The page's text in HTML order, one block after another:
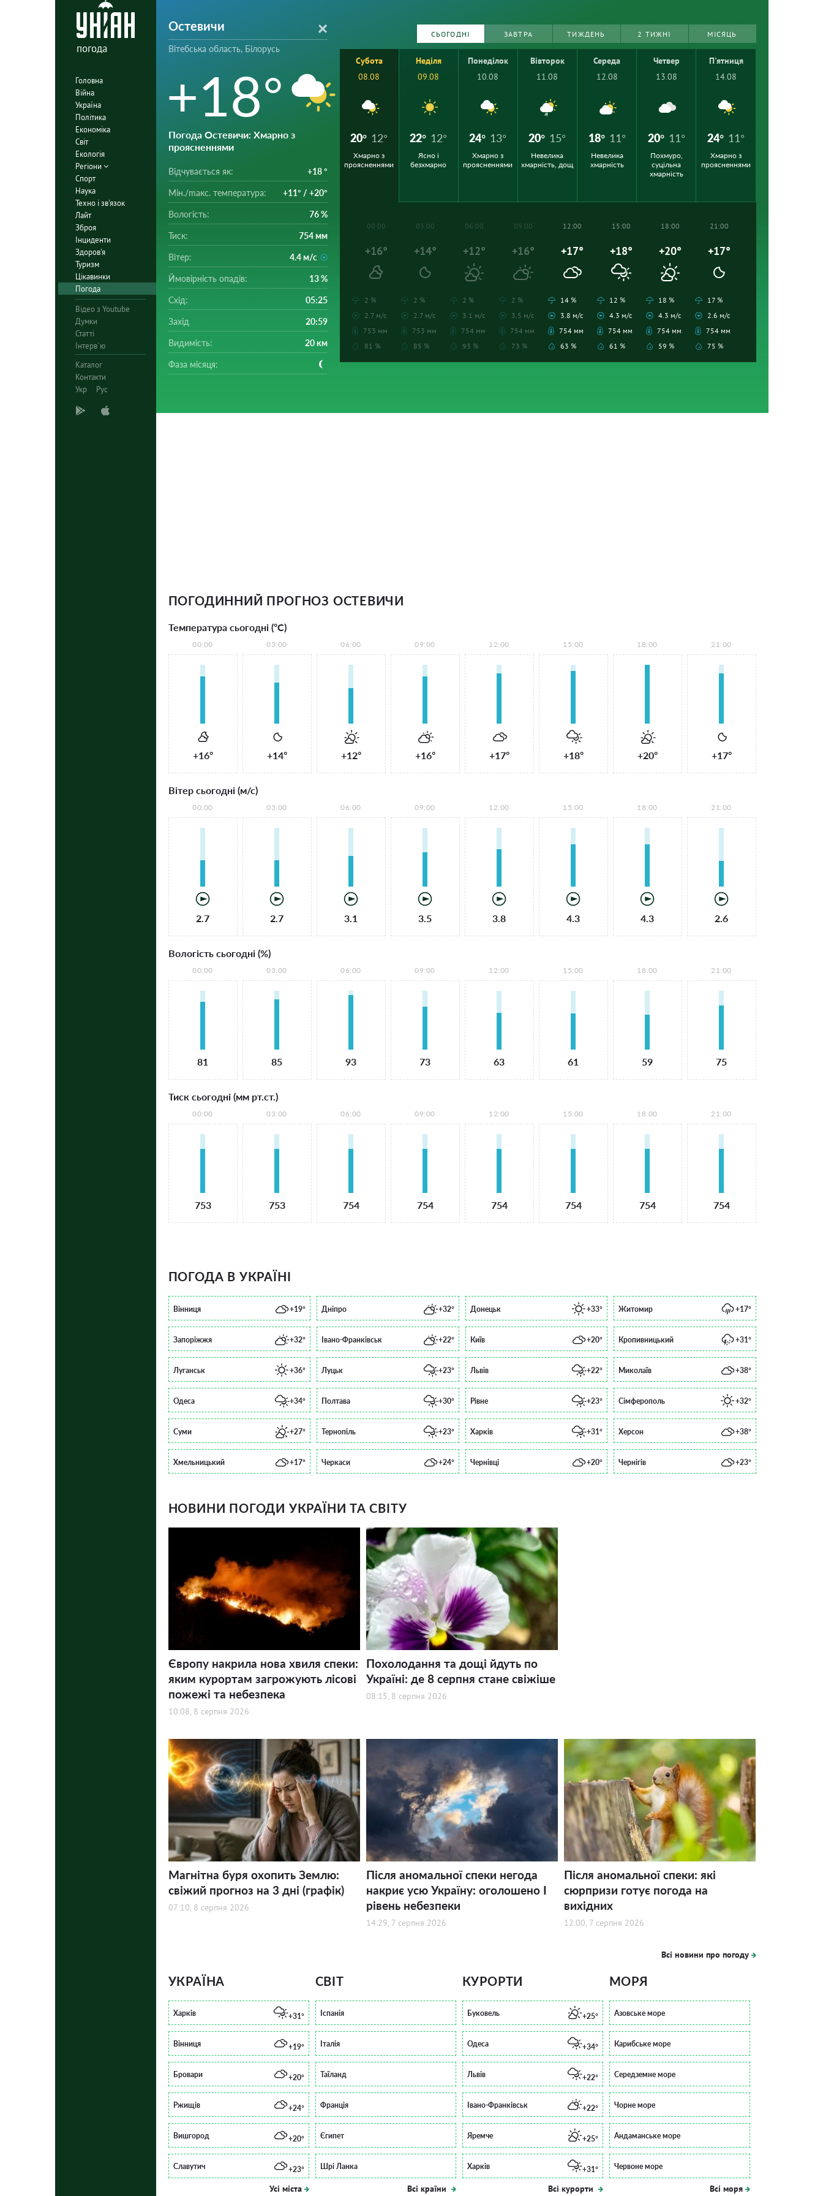
погода
Головна
Війна
Україна
Політика
Економіка
Світ
Екологія
Регіони
Спорт
Наука
Техно і зв'язок
Лайт
Зброя
Інциденти
Здоров'я
Туризм
Цікавинки
Погода
Відео з Youtube
Думки
Статті
Інтерв`ю
Каталог
Контакти
Укр
Рус
Остевичи
Вітебська область, Білорусь
+18°
Погода Остевичи: Хмарно з
проясненнями
Відчувається як: +18 °
Мін./mакс. температура: +11° / +20°
Вологість: 76 %
Тиск: 754 мм
Вітер: 4.4 м/с
Ймовірність опадів: 13 %
Схід: 05:25
Захід 20:59
Видимість: 20 км
Фаза місяця:
СЬОГОДНІ ЗАВТРА ТИЖДЕНЬ 2 ТИЖНІ МІСЯЦЬ
Субота
08.08
20° 12°
Хмарно з
проясненнями
Неділя
09.08
22° 12°
Ясно і
безхмарно
Понеділок
10.08
24° 13°
Хмарно з
проясненнями
Вівторок
11.08
20° 15°
Невелика
хмарність, дощ
Середа
12.08
18° 11°
Невелика
хмарність
Четвер
13.08
20° 11°
Похмуро,
суцільна
хмарність
П'ятниця
14.08
24° 11°
Хмарно з
проясненнями
00:00
+16°
2 %
2.7 м/с
753 мм
81 %
03:00
+14°
2 %
2.7 м/с
753 мм
85 %
06:00
+12°
2 %
3.1 м/с
754 мм
93 %
09:00
+16°
2 %
3.5 м/с
754 мм
73 %
12:00
+17°
14 %
3.8 м/с
754 мм
63 %
15:00
+18°
12 %
4.3 м/с
754 мм
61 %
18:00
+20°
18 %
4.3 м/с
754 мм
59 %
21:00
+17°
17 %
2.6 м/с
754 мм
75 %
ПОГОДИННИЙ ПРОГНОЗ ОСТЕВИЧИ
Температура сьогодні (°С)
00:00
+16°
03:00
+14°
06:00
+12°
09:00
+16°
12:00
+17°
15:00
+18°
18:00
+20°
21:00
+17°
Вітер сьогодні (м/с)
00:00
2.7
03:00
2.7
06:00
3.1
09:00
3.5
12:00
3.8
15:00
4.3
18:00
4.3
21:00
2.6
Вологість сьогодні (%)
00:00
81
03:00
85
06:00
93
09:00
73
12:00
63
15:00
61
18:00
59
21:00
75
Тиск сьогодні (мм рт.ст.)
00:00
753
03:00
753
06:00
754
09:00
754
12:00
754
15:00
754
18:00
754
21:00
754
ПОГОДА В УКРАЇНІ
Вінниця +19° Дніпро +32° Донецьк +33° Житомир +17°
Запоріжжя +32° Івано-Франківськ +22° Київ +20° Кропивницький +31°
Луганськ +36° Луцьк +23° Львів +22° Миколаїв +38°
Одеса +34° Полтава +30° Рівне +23° Сімферополь +32°
Суми +27° Тернопіль +23° Харків +31° Херсон +38°
Хмельницький +17° Черкаси +24° Чернівці +20° Чернігів +23°
НОВИНИ ПОГОДИ УКРАЇНИ ТА СВІТУ
Європу накрила нова хвиля спеки:
яким курортам загрожують лісові
пожежі та небезпека
10:08, 8 серпня 2026
Похолодання та дощі йдуть по
Україні: де 8 серпня стане свіжіше
08:15, 8 серпня 2026
Магнітна буря охопить Землю:
свіжий прогноз на 3 дні (графік)
07:10, 8 серпня 2026
Після аномальної спеки негода
накриє усю Україну: оголошено І
рівень небезпеки
14:29, 7 серпня 2026
Після аномальної спеки: які
сюрпризи готує погода на
вихідних
12:00, 7 серпня 2026
Всі новини про погоду
УКРАЇНА
Харків +31°
Вінниця +19°
Бровари +20°
Ржищів +24°
Вишгород +20°
Славутич +23°
Усі міста
СВІТ
Іспанія
Італія
Таїланд
Франція
Єгипет
Шрі Ланка
Всі країни
КУРОРТИ
Буковель +25°
Одеса +34°
Львів +22°
Івано-Франківськ +22°
Яремче +25°
Харків +31°
Всі курорти
МОРЯ
Азовське море
Карибське море
Середземне море
Чорне море
Андаманське море
Червоне море
Всі моря